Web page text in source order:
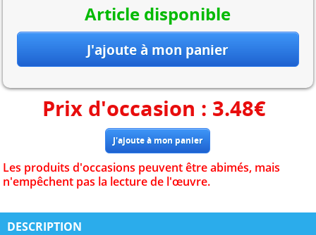
Article disponible
Prix d'occasion : 3.48€
Les produits d'occasions peuvent être abimés, mais
n'empêchent pas la lecture de l'œuvre.
DESCRIPTION